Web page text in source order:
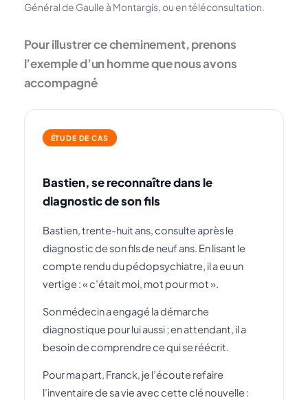
Général de Gaulle à Montargis, ou en téléconsultation.
Pour illustrer ce cheminement, prenons
l’exemple d’un homme que nous avons
accompagné
ÉTUDE DE CAS
Bastien, se reconnaître dans le
diagnostic de son fils
Bastien, trente-huit ans, consulte après le
diagnostic de son fils de neuf ans. En lisant le
compte rendu du pédopsychiatre, il a eu un
vertige : « c’était moi, mot pour mot ».
Son médecin a engagé la démarche
diagnostique pour lui aussi ; en attendant, il a
besoin de comprendre ce qui se réécrit.
Pour ma part, Franck, je l’écoute refaire
l’inventaire de sa vie avec cette clé nouvelle :